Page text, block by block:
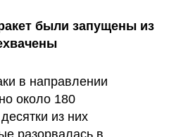
были запущены из
в направлении
около 180
из них
разорвалась в